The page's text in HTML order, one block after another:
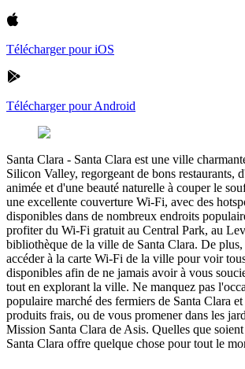
Télécharger pour iOS
Télécharger pour Android
Santa Clara - Santa Clara est une ville
Silicon Valley, regorgeant de bons restaurants,
animée et d'une beauté naturelle à couper le
une excellente couverture Wi-Fi, avec des
disponibles dans de nombreux endroits
profiter du Wi-Fi gratuit au Central Park, au
bibliothèque de la ville de Santa Clara. De
accéder à la carte Wi-Fi de la ville pour voir
disponibles afin de ne jamais avoir à vous
tout en explorant la ville. Ne manquez pas
populaire marché des fermiers de Santa Clara
produits frais, ou de vous promener dans les
Mission Santa Clara de Asis. Quelles que
Santa Clara offre quelque chose pour tout le